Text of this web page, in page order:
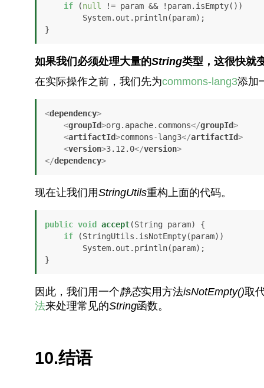
if (null != param && !param.isEmpty())
}
如果我们必须处理大量的String类型，这很快就
在实际操作之前，我们先为commons-lang3添加
<dependency>
<groupId>org.apache.commons</groupId>
<artifactId>commons-lang3</artifactId>
<version>3.12.0</version>
</dependency>
现在让我们用StringUtils重构上面的代码。
public void accept(String param)
{
if (StringUtils.isNotEmpty(param))
}
因此，我们用一个静态实用方法isNotEmpty()取
法来处理常见的String函数。
10.结语